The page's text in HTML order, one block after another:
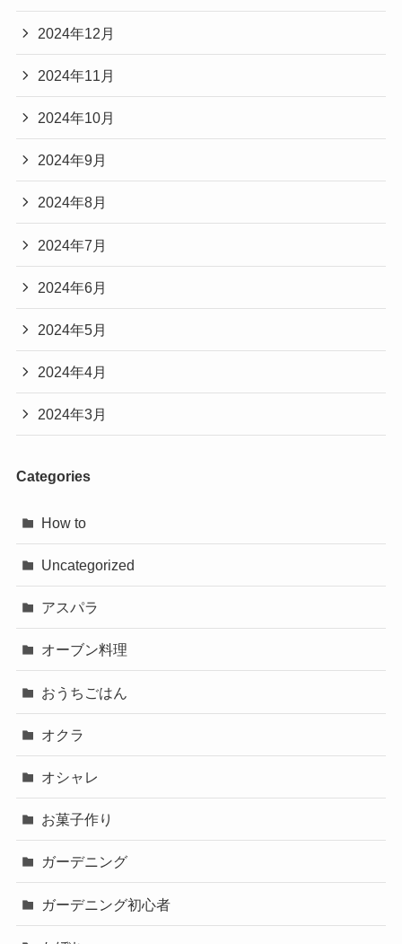
2024年12月
2024年11月
2024年10月
2024年9月
2024年8月
2024年7月
2024年6月
2024年5月
2024年4月
2024年3月
Categories
How to
Uncategorized
アスパラ
オーブン料理
おうちごはん
オクラ
オシャレ
お菓子作り
ガーデニング
ガーデニング初心者